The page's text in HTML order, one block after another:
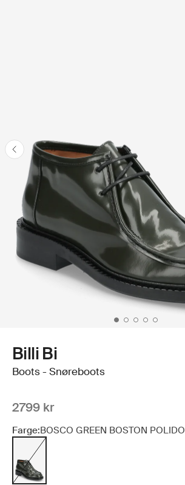
Billi Bi
Boots - Snøreboots
2799 kr
Farge:BOSCO GREEN BOSTON POLIDO